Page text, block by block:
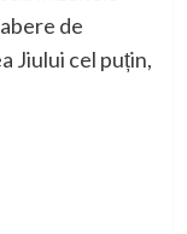
de
Jiului cel puțin,